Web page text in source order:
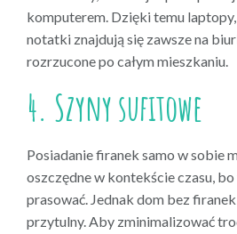
komputerem. Dzięki temu
notatki znajdują się zawsze na
rozrzucone po całym mieszkaniu.
4. Szyny sufitowe
Posiadanie firanek samo w sobie
oszczędne w kontekście czasu,
prasować. Jednak dom bez firanek
przytulny. Aby zminimalizować